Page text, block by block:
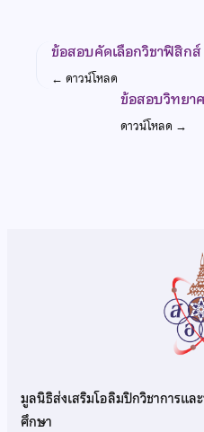
ข้อสอบคัดเลือกวิชาฟิสิก
← ดาวน์โหลด
ข้อสอบวิทยา
ดาวน์โหลด →
มูลนิธิส่งเสริมโอลิมปิกวิชาการแ
ศึกษา